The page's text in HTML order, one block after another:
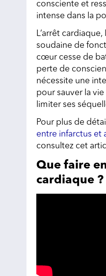
consciente et
intense dans la
L’arrêt
soudaine de
cœur cesse de
perte de
nécessite une
pour sauver la
limiter ses
Pour plus de
entre infarctus et
consultez cet
Que faire
cardiaque ?